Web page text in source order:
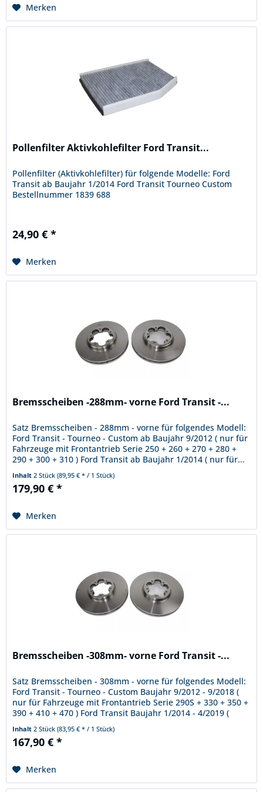
Merken
Pollenfilter Aktivkohlefilter Ford Transit...
Pollenfilter (Aktivkohlefilter) für folgende Modelle: Ford
Transit ab Baujahr 1/2014 Ford Transit Tourneo Custom
Bestellnummer 1839 688
24,90 € *
Merken
Bremsscheiben -288mm- vorne Ford Transit -...
Satz Bremsscheiben - 288mm - vorne für folgendes Modell:
Ford Transit - Tourneo - Custom ab Baujahr 9/2012 ( nur für
Fahrzeuge mit Frontantrieb Serie 250 + 260 + 270 + 280 +
290 + 300 + 310 ) Ford Transit ab Baujahr 1/2014 ( nur für...
Inhalt 2 Stück(89,95 € * / 1 Stück)
179,90 € *
Merken
Bremsscheiben -308mm- vorne Ford Transit -...
Satz Bremsscheiben - 308mm - vorne für folgendes Modell:
Ford Transit - Tourneo - Custom Baujahr 9/2012 - 9/2018 (
nur für Fahrzeuge mit Frontantrieb Serie 290S + 330 + 350 +
390 + 410 + 470 ) Ford Transit Baujahr 1/2014 - 4/2019 (
Inhalt2 Stück(83,95 € * / 1 Stück)
167,90 € *
Merken